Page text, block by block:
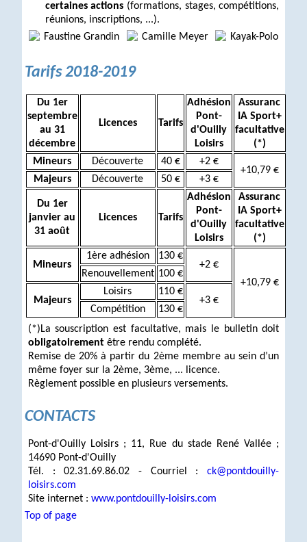
certaines actions (formations, stages, compétitions,
réunions, inscriptions, ...).
Tarifs 2018-2019
Du 1er
septembre
au 31
décembre
Licences Tarifs
Adhésion
Pont-
d'Ouilly
Loisirs
Assuranc
IA Sport+
facultative
(*)
Mineurs
Découverte 40 €
+2 €
+10,79 €
Majeurs
Découverte 50 € +3 €
Du 1er
janvier au
31 août
Licences Tarifs
Adhésion
Pont-
d'Ouilly
Loisirs
Assuranc
IA Sport+
facultative
(*)
Mineurs
1ère adhésion
130 €
+2 €
+10,79 €
Renouvellement 100 €
Majeurs
Loisirs
110 €
+3 €
Compétition
130 €
(*)La souscription est facultative, mais le bulletin doit
obligatoirementêtre rendu complété.
Remise de 20% à partir du 2ème membre au sein d’un
même foyer sur la 2ème, 3ème, ... licence.
Règlement possible en plusieurs versements.
CONTACTS
Pont-d'Ouilly Loisirs ; 11, Rue du stade René Vallée ;
14690 Pont-d'Ouilly
Tél. : 02.31.69.86.02 - Courriel :ck@pontdouilly-
loisirs.com
Site internet : www.pontdouilly-loisirs.com
Top of page